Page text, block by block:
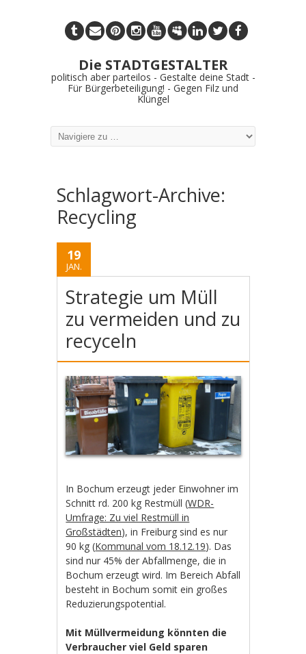
Die STADTGESTALTER
politisch aber parteilos - Gestalte deine Stadt -
Für Bürgerbeteiligung! - Gegen Filz und
Klüngel
Schlagwort-Archive:
Recycling
19
JAN.
Strategie um Müll
zu vermeiden und zu
recyceln
In Bochum erzeugt jeder Einwohner im
Schnitt rd. 200 kg Restmüll (WDR-
Umfrage: Zu viel Restmüll in
Großstädten), in Freiburg sind es nur
90 kg (Kommunal vom 18.12.19). Das
sind nur 45% der Abfallmenge, die in
Bochum erzeugt wird. Im Bereich Abfall
besteht in Bochum somit ein großes
Reduzierungspotential.
Mit Müllvermeidung könnten die
Verbraucher viel Geld sparen